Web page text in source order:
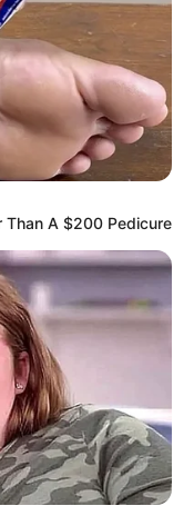
Than A $200 Pedicure